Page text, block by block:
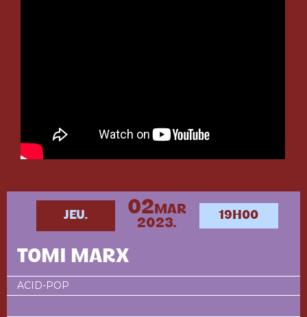
JEU. 02MAR
2023.
19H00
TOMI MARX
ACID-POP